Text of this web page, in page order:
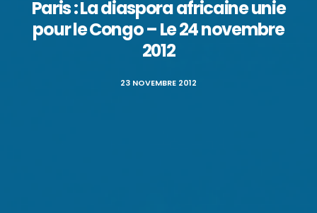
Paris : La diaspora africaine unie
pour le Congo – Le 24 novembre
2012
23 NOVEMBRE 2012